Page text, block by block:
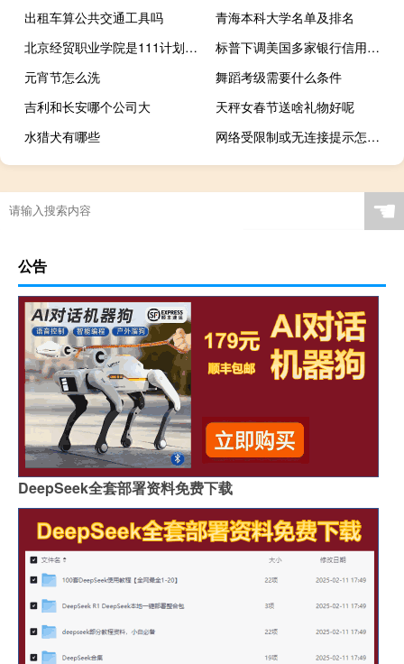
出租车算公共交通工具吗
青海本科大学名单及排名
北京经贸职业学院是111计划学校吗
标普下调美国多家银行信用评级：经营形势严峻
元宵节怎么洗
舞蹈考级需要什么条件
吉利和长安哪个公司大
天秤女春节送啥礼物好呢
水猎犬有哪些
网络受限制或无连接提示怎么办（网络受限制或无连接怎么办）
☚
公告
DeepSeek全套部署资料免费下载